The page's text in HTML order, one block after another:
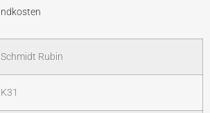
Schmidt Rubin
K31